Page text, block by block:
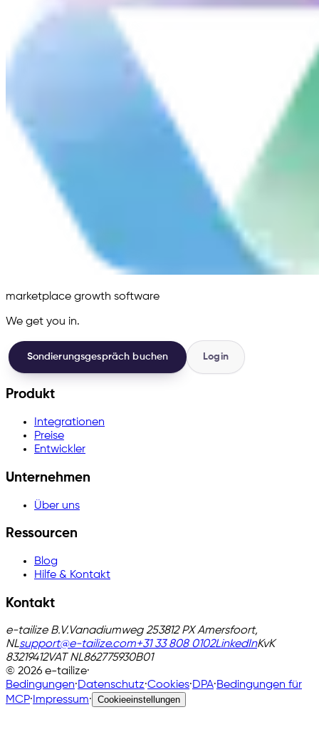
marketplace growth software
We get you in.
Sondierungsgespräch buchen Login
Produkt
Integrationen
Preise
Entwickler
Unternehmen
Über uns
Ressourcen
Blog
Hilfe & Kontakt
Kontakt
e-tailize B.V.Vanadiumweg 253812 PX Amersfoort,
NLsupport@e-tailize.com+31 33 808 0102LinkedInKvK
83219412VAT NL862775930B01
© 2026 e-tailize·
Bedingungen·Datenschutz·Cookies·DPA·Bedingungen für
MCP·Impressum· Cookieeinstellungen